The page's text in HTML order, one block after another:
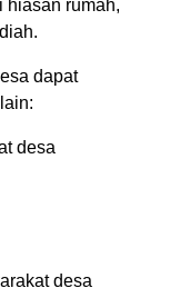
hiasan rumah,
dapat
desa
desa